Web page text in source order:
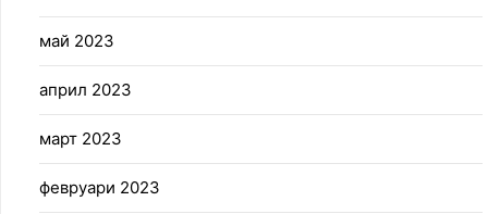
май 2023
април 2023
март 2023
февруари 2023